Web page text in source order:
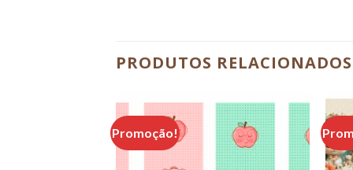
PRODUTOS RELACIONADOS
Promoção!